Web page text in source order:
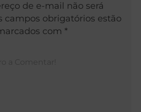
de e-mail não será
campos obrigatórios estão
com *